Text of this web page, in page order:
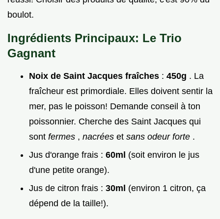
boulot.
Ingrédients Principaux: Le Trio
Gagnant
Noix de Saint Jacques fraîches : 450g . La
fraîcheur est primordiale. Elles doivent sentir la
mer, pas le poisson! Demande conseil à ton
poissonnier. Cherche des Saint Jacques qui
sont fermes , nacrées et sans odeur forte .
Jus d'orange frais : 60ml (soit environ le jus
d'une petite orange).
Jus de citron frais : 30ml (environ 1 citron, ça
dépend de la taille!).